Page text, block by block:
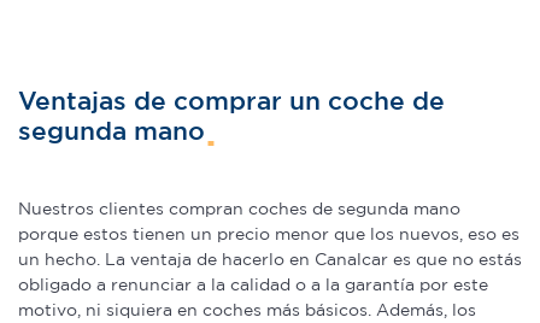
Ventajas de comprar un coche de
segunda mano
Nuestros clientes compran coches de segunda mano
porque estos tienen un precio menor que los nuevos, eso es
un hecho. La ventaja de hacerlo en Canalcar es que no estás
obligado a renunciar a la calidad o a la garantía por este
motivo, ni siquiera en coches más básicos. Además, los